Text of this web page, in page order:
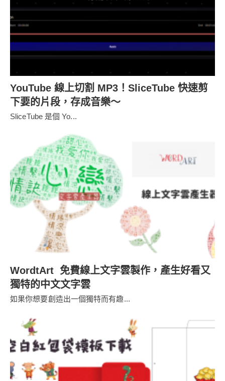
YouTube 線上切割 MP3！SliceTube 快速剪
下要的片段，存成音樂～
SliceTube 是個 Yo...
WordtArt 免費線上文字雲製作，產生好看又
獨特的中文文字雲
如果你想要創造出一個獨特而有趣...